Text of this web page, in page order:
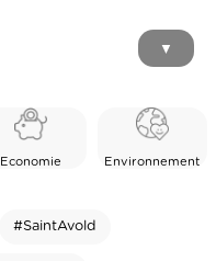
▼
Economie Environnement
#SaintAvold